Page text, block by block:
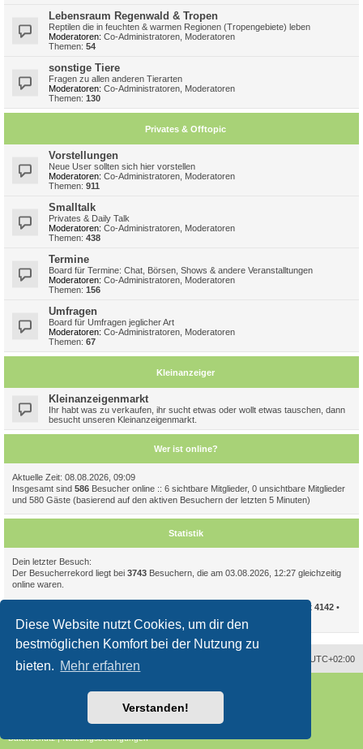
Diese Website nutzt Cookies, um dir den
bestmöglichen Komfort bei der Nutzung zu
bieten. Mehr erfahren
Verstanden!
Lebensraum Regenwald & Tropen
Reptilen die in feuchten & warmen Regionen (Tropengebiete) leben
Moderatoren: Co-Administratoren Moderatoren
Themen: 54
sonstige Tiere
Fragen zu allen anderen Tierarten
Moderatoren: Co-Administratoren Moderatoren
Themen: 130
Privates & Offtopic
Vorstellungen
Neue User sollten sich hier vorstellen
Moderatoren: Co-Administratoren Moderatoren
Themen: 911
Smalltalk
Privates & Daily Talk
Moderatoren: Co-Administratoren Moderatoren
Themen: 438
Termine
Board für Termine: Chat, Börsen, Shows & andere Veranstalltungen
Moderatoren: Co-Administratoren Moderatoren
Themen: 156
Umfragen
Board für Umfragen jeglicher Art
Moderatoren: Co-Administratoren Moderatoren
Themen: 67
Kleinanzeiger
Kleinanzeigenmarkt
Ihr habt was zu verkaufen, ihr sucht etwas oder wollt etwas tauschen, dann
besucht unseren Kleinanzeigenmarkt.
Wer ist online?
Aktuelle Zeit: 08.08.2026, 09:09
Insgesamt sind 586 Besucher online :: 6 sichtbare Mitglieder, 0 unsichtbare Mitglieder
und 580 Gäste (basierend auf den aktiven Besuchern der letzten 5 Minuten)
Statistik
Dein letzter Besuch:
Der Besucherrekord liegt bei 3743 Besuchern, die am 03.08.2026, 12:27 gleichzeitig
online waren.
• Mitglieder insgesamt 4142 •
Unser neuestes Mitglied:
CelIampomegranate
UTC+02:00
Deutsche Übersetzung durch
2017
Datenschutz|Nutzungsbedingungen